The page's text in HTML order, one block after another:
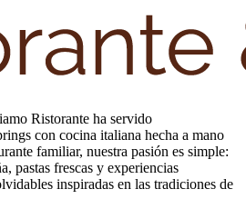
Ristorante ha servido
con cocina italiana hecha a mano
familiar, nuestra pasión es simple:
pastas frescas y experiencias
inspiradas en las tradiciones de